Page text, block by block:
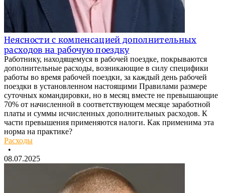
Неясности с компенсацией дополнительных
расходов на рабочую поездку
Работнику, находящемуся в рабочей поездке, покрываются
дополнительные расходы, возникающие в силу специфики
работы во время рабочей поездки, за каждый день рабочей
поездки в установленном настоящими Правилами размере
суточных командировки, но в месяц вместе не превышающие
70% от начисленной в соответствующем месяце заработной
платы и суммы исчисленных дополнительных расходов. К
части превышения применяются налоги. Как применима эта
норма на практике?
Расходы
•
08.07.2025